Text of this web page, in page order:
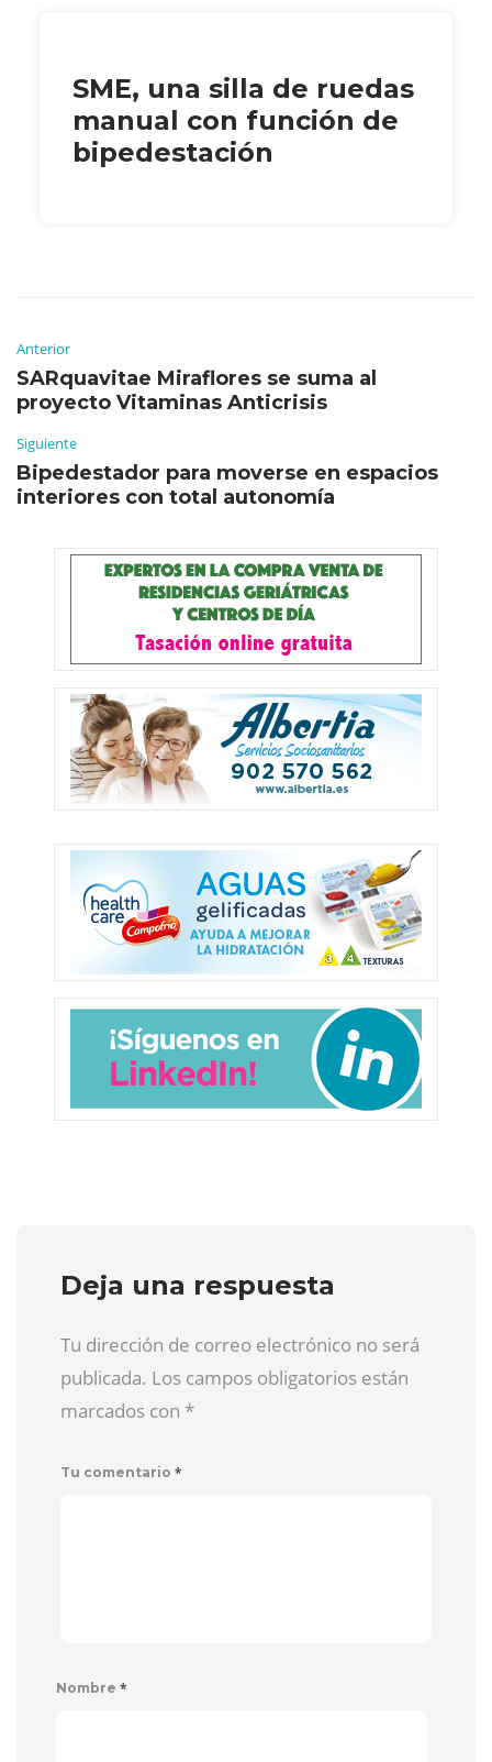
SME, una silla de ruedas
manual con función de
bipedestación
Anterior
SARquavitae Miraflores se suma al
proyecto Vitaminas Anticrisis
Siguiente
Bipedestador para moverse en espacios
interiores con total autonomía
Deja una respuesta
Tu dirección de correo electrónico no será
publicada. Los campos obligatorios están
marcados con *
Tu comentario *
Nombre *